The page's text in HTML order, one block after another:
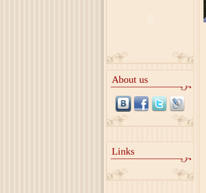
About us
Links